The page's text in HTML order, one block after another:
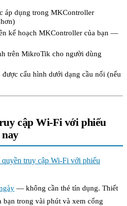
áp dụng trong MKController
kế hoạch MKController của bạn —
trên MikroTik cho người dùng
cấu hình dưới dạng cầu nối (nếu
cập Wi-Fi với phiếu
quyền truy cập Wi-Fi với phiếu
— không cần thẻ tín dụng. Thiết
bạn trong vài phút và xem cổng